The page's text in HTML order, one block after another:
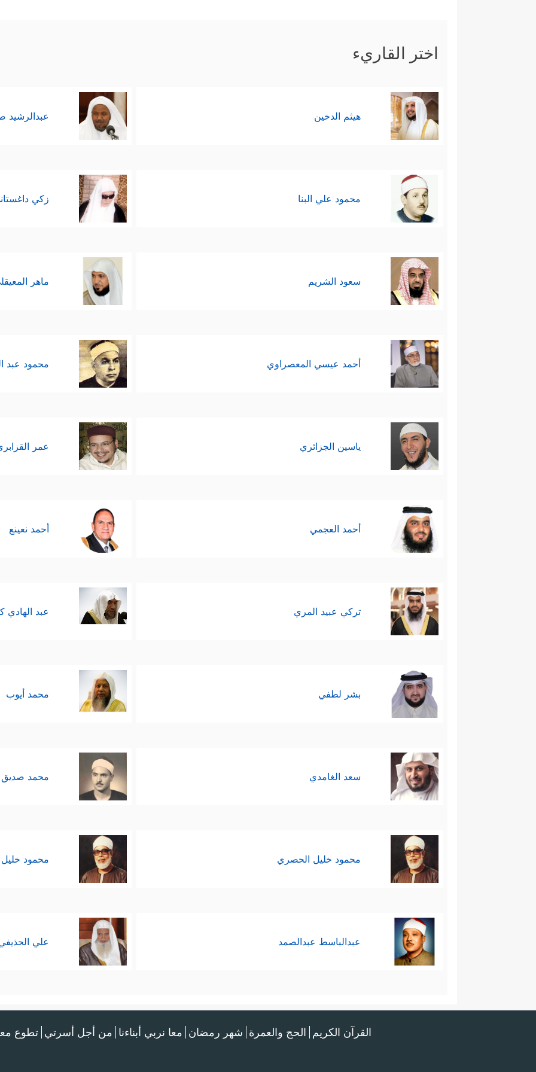
اختر القاريء
هيثم الدخين عبدالرشيد
محمود علي البنا زكي
سعود الشريم ماهر
أحمد عيسي المعصراوي محمود عبد
ياسين الجزائري عمر
أحمد العجمي أحمد نعينع
تركي عبيد المري عبد الهادي
بشر لطفي محمد أيوب
سعد الغامدي محمد صديق
محمود خليل الحصري محمود
عبدالباسط عبدالصمد علي
القرآن الكريم الحج والعمرة شهر رمضان معا نربي أبناءنا من أجل أسرتي تطوع